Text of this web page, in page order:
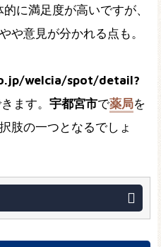
に満足度が高いですが、
や意見が分かれる点も。
welcia/spot/detail?
ます。 宇都宮市で薬局を
肢の一つとなるでしょ